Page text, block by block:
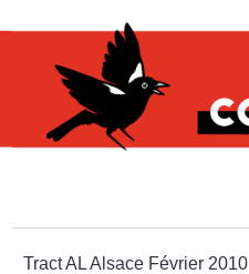
Tract AL Alsace Février 2010